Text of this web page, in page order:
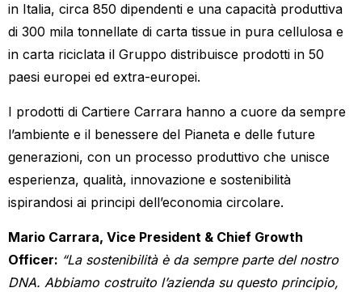
in Italia, circa 850 dipendenti e una capacità produttiva
di 300 mila tonnellate di carta tissue in pura cellulosa e
in carta riciclata il Gruppo distribuisce prodotti in 50
paesi europei ed extra-europei.
I prodotti di Cartiere Carrara hanno a cuore da sempre
l’ambiente e il benessere del Pianeta e delle future
generazioni, con un processo produttivo che unisce
esperienza, qualità, innovazione e sostenibilità
ispirandosi ai principi dell’economia circolare.
Mario Carrara, Vice President & Chief Growth
Officer: “La sostenibilità è da sempre parte del nostro
DNA. Abbiamo costruito l’azienda su questo principio,